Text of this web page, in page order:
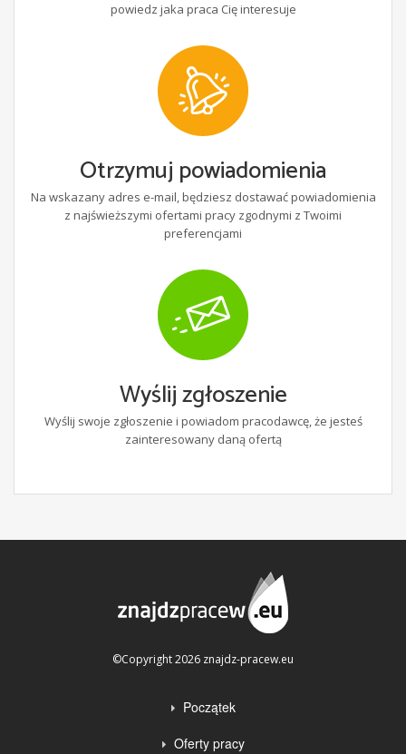
powiedz jaka praca Cię interesuje
Otrzymuj powiadomienia
Na wskazany adres e-mail, będziesz dostawać powiadomienia
z najświeższymi ofertami pracy zgodnymi z Twoimi
preferencjami
Wyślij zgłoszenie
Wyślij swoje zgłoszenie i powiadom pracodawcę, że jesteś
zainteresowany daną ofertą
©Copyright 2026 znajdz-pracew.eu
Początek
Oferty pracy